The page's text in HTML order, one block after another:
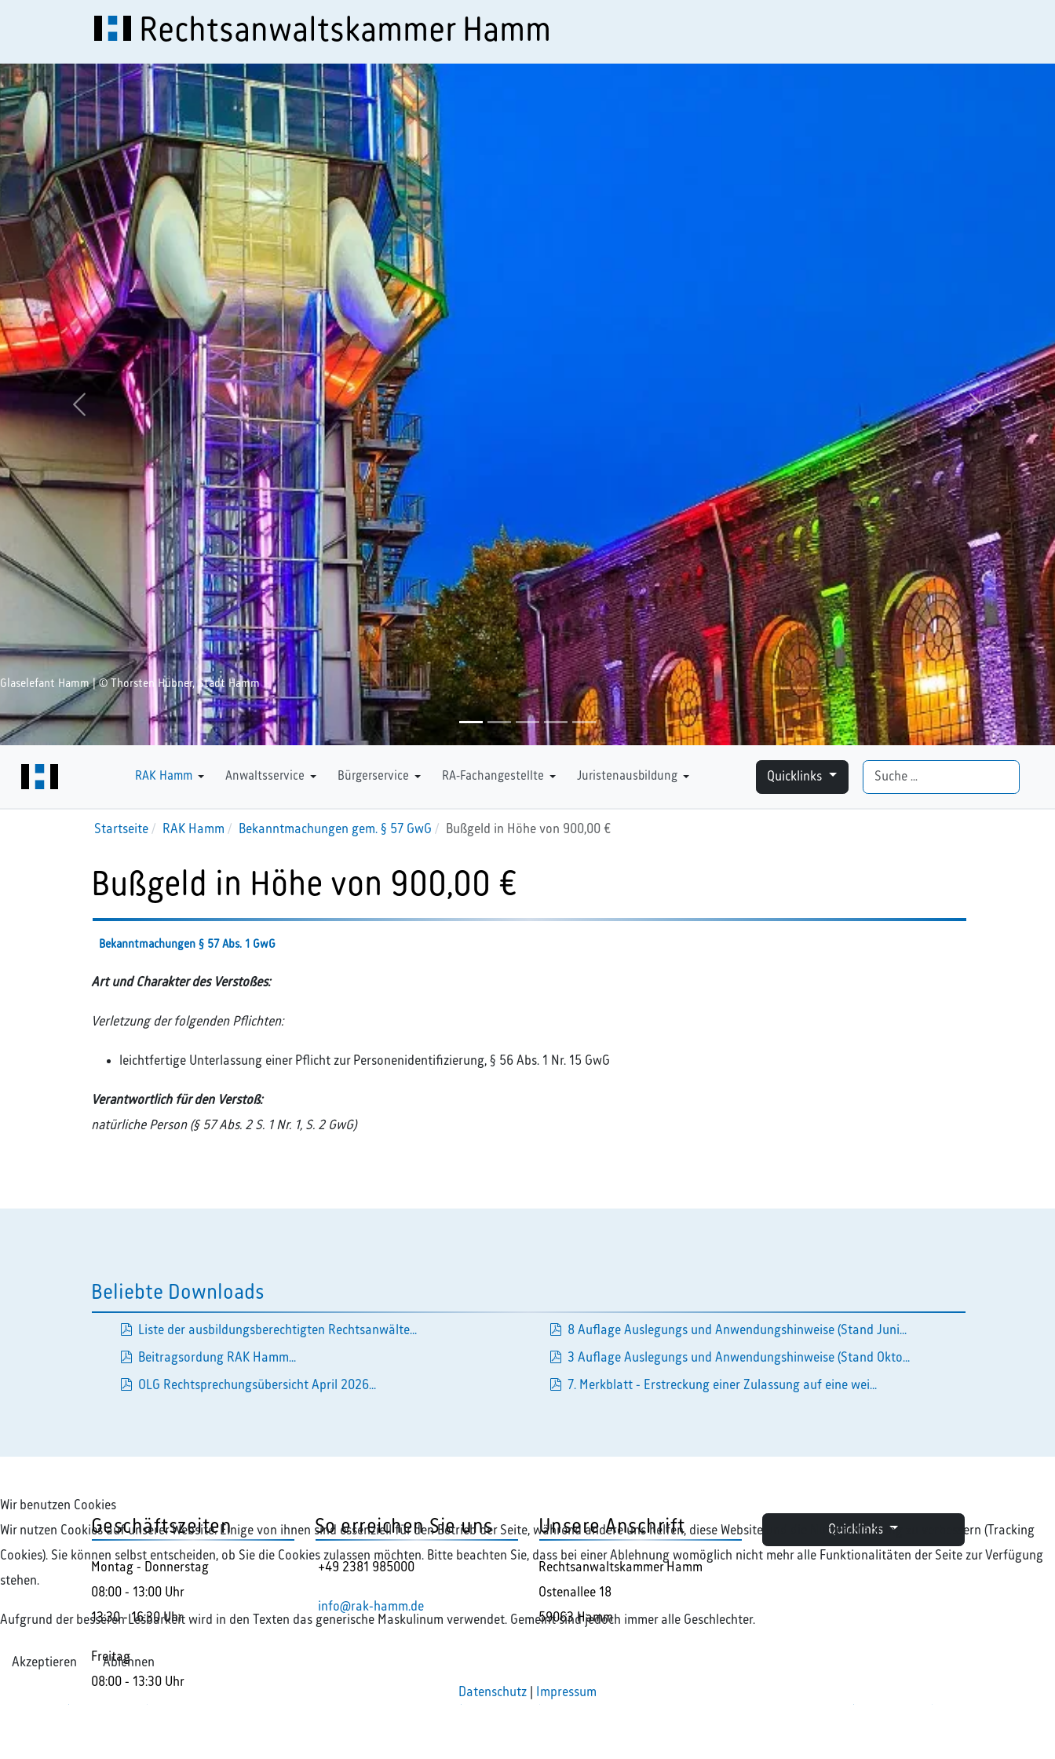
Rechtsanwaltskammer Hamm
Glaselefant Hamm | © Thorsten Hübner, Stadt Hamm
Zurück weiter
RAK Hamm Anwaltsservice Bürgerservice RA-Fachangestellte Juristenausbildung
Downloads Quicklinks Suchen
Startseite RAK Hamm Bekanntmachungen gem. § 57 GwG Bußgeld in Höhe von 900,00 €
Bußgeld in Höhe von 900,00 €
Bekanntmachungen § 57 Abs. 1 GwG
Art und Charakter des Verstoßes:
Verletzung der folgenden Pflichten:
leichtfertige Unterlassung einer Pflicht zur Personenidentifizierung, § 56 Abs. 1 Nr. 15 GwG
Verantwortlich für den Verstoß:
natürliche Person (§ 57 Abs. 2 S. 1 Nr. 1, S. 2 GwG)
Beliebte Downloads
pdf
Liste der ausbildungsberechtigten Rechtsanwälte...
pdf
Beitragsordung RAK Hamm...
pdf
OLG Rechtsprechungsübersicht April 2026...
pdf
8 Auflage Auslegungs und Anwendungshinweise (Stand Juni...
pdf
3 Auflage Auslegungs und Anwendungshinweise (Stand Okto...
7. Merkblatt - Erstreckung einer Zulassung auf eine wei...
Geschäftszeiten
Montag - Donnerstag
08:00 - 13:00 Uhr
13:30 - 16:30 Uhr
Freitag
08:00 - 13:30 Uhr
So erreichen Sie uns
+49 2381 985000
info@rak-hamm.de
Unsere Anschrift
Rechtsanwaltskammer Hamm
Ostenallee 18
59063 Hamm
Quicklinks
Wir benutzen Cookies
Wir nutzen Cookies auf unserer Website. Einige von ihnen sind essenziell für den Betrieb der Seite, während andere uns helfen, diese Website und die Nutzererfahrung zu verbessern (Tracking
Cookies). Sie können selbst entscheiden, ob Sie die Cookies zulassen möchten. Bitte beachten Sie, dass bei einer Ablehnung womöglich nicht mehr alle Funktionalitäten der Seite zur Verfügung
stehen.
Aufgrund der besseren Lesbarkeit wird in den Texten das generische Maskulinum verwendet. Gemeint sind jedoch immer alle Geschlechter.
Akzeptieren Ablehnen
Datenschutz Impressum